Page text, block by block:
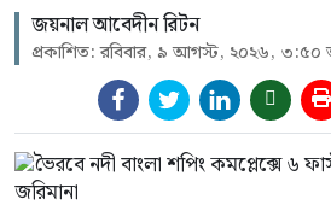
জয়নাল আবেদীন রিটন
প্রকাশিত: রবিবার, ৯ আগস্ট, ২০২৬, ৩:৫০